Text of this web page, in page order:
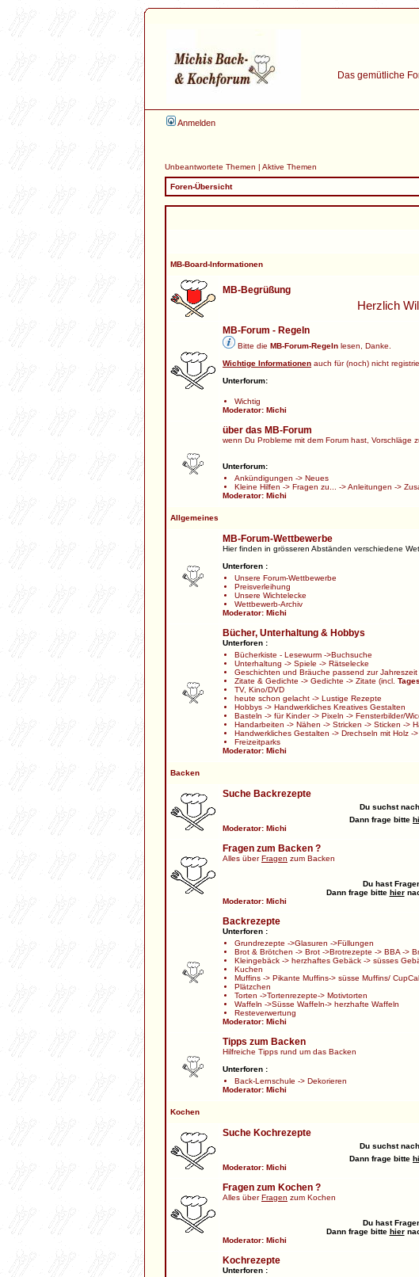
Das gemütliche
Anmelden
Unbeantwortete Themen | Aktive Themen
Foren-Übersicht
MB-Board-Informationen
MB-Begrüßung
Herzlich
MB-Forum - Regeln
Bitte die MB-Forum-Regeln lesen, Danke.
Wichtige Informationen auch für (noch) nicht
Unterforum:
Wichtig
Moderator: Michi
über das MB-Forum
wenn Du Probleme mit dem Forum hast, Vorschläge
Unterforum:
Ankündigungen -> Neues
Kleine Hilfen -> Fragen zu... ->Anleitungen ->
Moderator: Michi
Allgemeines
MB-Forum-Wettbewerbe
Hier finden in grösseren Abständen verschiedene
Unterforen :
Unsere Forum-Wettbewerbe
Preisverleihung
Unsere Wichtelecke
Wettbewerb-Archiv
Moderator: Michi
Bücher, Unterhaltung & Hobbys
Unterforen :
Bücherkiste - Lesewurm ->Buchsuche
Unterhaltung -> Spiele -> Rätselecke
Geschichten und Bräuche passend zur Jahreszeit
Zitate & Gedichte -> Gedichte -> Zitate (incl.
TV, Kino/DVD
heute schon gelacht -> Lustige Rezepte
Hobbys -> Handwerkliches Kreatives Gestalten
Basteln -> für Kinder-> Pixeln -> Fensterbilder/
Handarbeiten -> Nähen -> Stricken -> Sticken ->
Handwerkliches Gestalten -> Drechseln mit Holz ->
Freizeitparks
Moderator: Michi
Backen
Suche Backrezepte
Du suchst
Dann frage bitte
Moderator: Michi
Fragen zum Backen ?
Alles überFragen zum Backen
Du hast
Dann frage bitte hier
Moderator: Michi
Backrezepte
Unterforen :
Grundrezepte ->Glasuren ->Füllungen
Brot & Brötchen -> Brot ->Brotrezepte -> BBA ->
Kleingebäck -> herzhaftes Gebäck -> süsses
Kuchen
Muffins -> Pikante Muffins-> süsse Muffins/
Plätzchen
Torten ->Tortenrezepte-> Motivtorten
Waffeln ->Süsse Waffeln-> herzhafte Waffeln
Resteverwertung
Moderator: Michi
Tipps zum Backen
Hilfreiche Tipps rund um das Backen
Unterforen :
Back-Lernschule -> Dekorieren
Moderator: Michi
Kochen
Suche Kochrezepte
Du suchst
Dann frage bitte
Moderator: Michi
Fragen zum Kochen ?
Alles überFragen zum Kochen
Du hast
Dann frage bitte hier
Moderator: Michi
Kochrezepte
Unterforen :